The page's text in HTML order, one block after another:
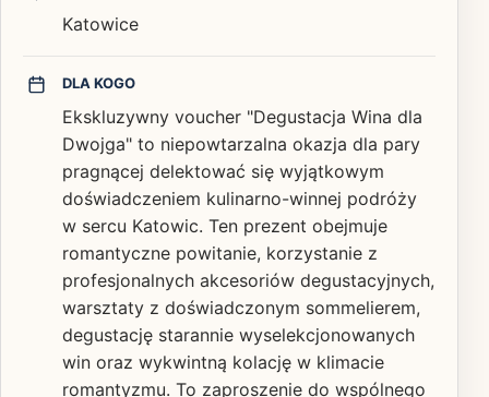
Katowice
DLA KOGO
Ekskluzywny voucher "Degustacja Wina dla
Dwojga" to niepowtarzalna okazja dla pary
pragnącej delektować się wyjątkowym
doświadczeniem kulinarno-winnej podróży
w sercu Katowic. Ten prezent obejmuje
romantyczne powitanie, korzystanie z
profesjonalnych akcesoriów degustacyjnych,
warsztaty z doświadczonym sommelierem,
degustację starannie wyselekcjonowanych
win oraz wykwintną kolację w klimacie
romantyzmu. To zaproszenie do wspólnego